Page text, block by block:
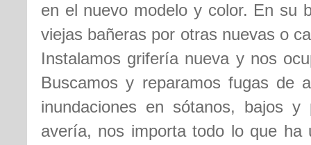
en el nuevo modelo y color. En su
viejas bañeras por otras nuevas o
Instalamos grifería nueva y nos
Buscamos y reparamos fugas de
inundaciones en sótanos, bajos
avería, nos importa todo lo que